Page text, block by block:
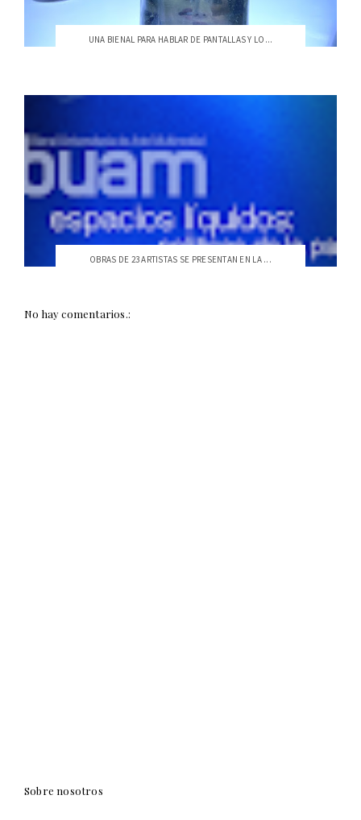
UNA BIENAL PARA HABLAR DE PANTALLAS Y LO...
OBRAS DE 23 ARTISTAS SE PRESENTAN EN LA ...
No hay comentarios.:
Sobre nosotros